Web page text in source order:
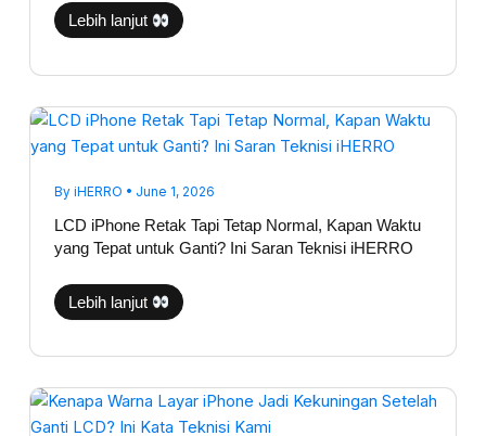
IC
Display?
Mari
Lihat
Lebih lanjut
By iHERRO • June 1, 2026
LCD iPhone Retak Tapi Tetap Normal, Kapan Waktu
yang Tepat untuk Ganti? Ini Saran Teknisi iHERRO
LCD
iPhone
Retak
Tapi
Normal,
Waktu
yang
Tepat
Ganti?
Ini
Saran
Lebih lanjut
Kenapa
Warna
Layar